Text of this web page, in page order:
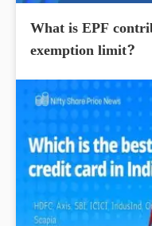
What is EPF
exemption limit?